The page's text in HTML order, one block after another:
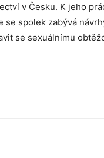
v Česku. K jeho
se spolek zabývá
se sexuálnímu